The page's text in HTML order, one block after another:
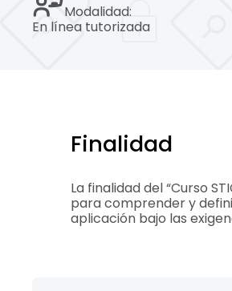
Modalidad:
En línea tutorizada
Finalidad
La finalidad del “Curso
para comprender y
aplicación bajo las